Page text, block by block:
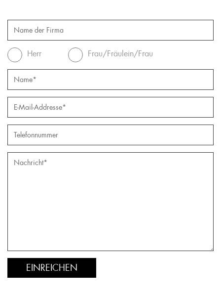
Herr Frau/Fräulein/Frau